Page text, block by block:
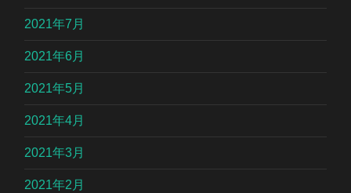
2021年7月
2021年6月
2021年5月
2021年4月
2021年3月
2021年2月